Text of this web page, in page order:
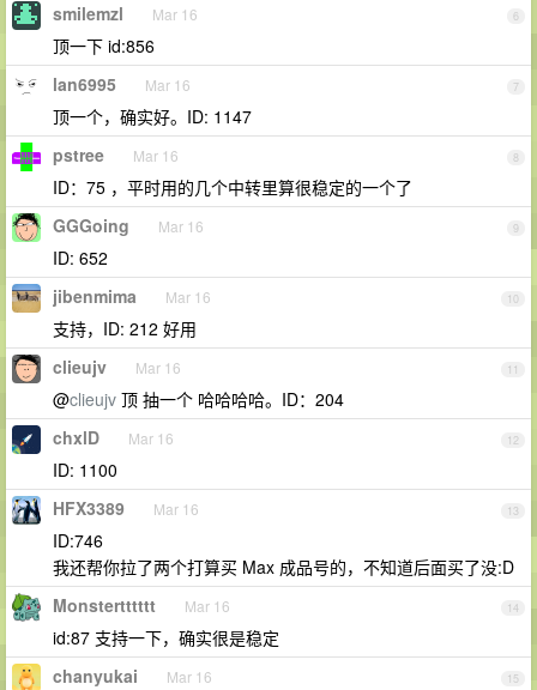
6
smilemzl Mar 16
顶一下 id:856
7
lan6995 Mar 16
顶一个，确实好。ID: 1147
8
pstree Mar 16
ID：75 ，平时用的几个中转里算很稳定的一个了
9
GGGoing Mar 16
ID: 652
10
jibenmima Mar 16
支持，ID: 212 好用
11
clieujv Mar 16
@clieujv 顶 抽一个 哈哈哈哈。ID：204
12
chxlD Mar 16
ID: 1100
13
HFX3389 Mar 16
ID:746
我还帮你拉了两个打算买 Max 成品号的，不知道后面买了没:D
14
Monstertttttt Mar 16
id:87 支持一下，确实很是稳定
15
chanyukai Mar 16